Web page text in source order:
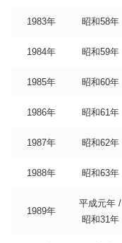
1983年 昭和58年
1984年 昭和59年
1985年 昭和60年
1986年 昭和61年
1987年 昭和62年
1988年 昭和63年
1989年
平成元年 /
昭和31年